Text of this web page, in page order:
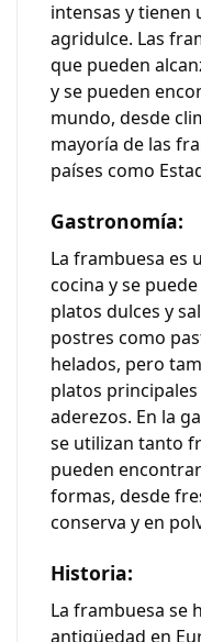
intensas y tienen
agridulce. Las
que pueden
y se pueden
mundo, desde
mayoría de las
países como
Gastronomía:
La frambuesa es
cocina y se
platos dulces y
postres como
helados, pero
platos
aderezos. En la
se utilizan tanto
pueden
formas, desde
conserva y en
Historia:
La frambuesa se
antigüedad en